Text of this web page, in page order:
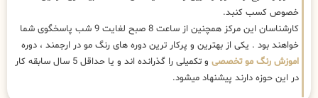
خصوص کسب کنبد.
کارشناسان این مرکز همچنین از ساعت 8 صبح لغایت 9 شب پاسخگوی شما
خواهند بود . یکی از بهترین و پرکار ترین دوره های رنگ مو در ارجمند ، دوره
اموزش رنگ مو تخصصی
و تکمیلی را گذرانده اند و یا حداقل 5 سال سابقه کار
در این حوزه دارند پیشنهاد میشود.